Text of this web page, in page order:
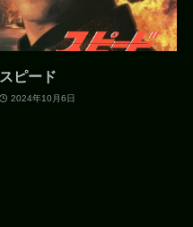
スピード
2024年10月6日